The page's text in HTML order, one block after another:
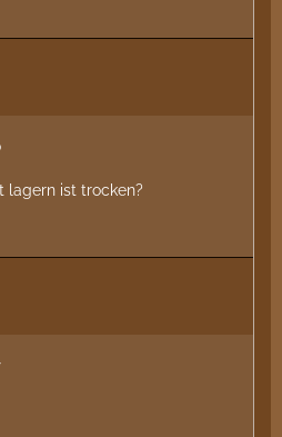
lagern ist trocken?